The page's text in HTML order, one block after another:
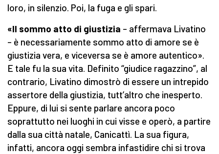
loro, in silenzio. Poi, la fuga e gli spari.
«Il sommo atto di giustizia – affermava Livatino
– è necessariamente sommo atto di amore se è
giustizia vera, e viceversa se è amore autentico».
E tale fu la sua vita. Definito “giudice ragazzino”, al
contrario, Livatino dimostrò di essere un intrepido
assertore della giustizia, tutt’altro che inesperto.
Eppure, di lui si sente parlare ancora poco
soprattutto nei luoghi in cui visse e operò, a partire
dalla sua città natale, Canicattì. La sua figura,
infatti, ancora oggi sembra infastidire chi si trova